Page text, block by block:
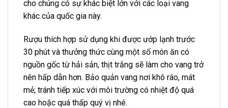
cho chúng có sự khác biệt lớn với các loại vang
khác của quốc gia này.
Rượu thích hợp sử dụng khi được ướp lạnh trước
30 phút và thưởng thức cùng một số món ăn có
nguồn gốc từ hải sản, thịt trắng sẽ làm cho vang trở
nên hấp dẫn hơn. Bảo quản vang nơi khô ráo, mát
mẻ; tránh tiếp xúc với môi trường có nhiệt độ quá
cao hoặc quá thấp quý vị nhé.